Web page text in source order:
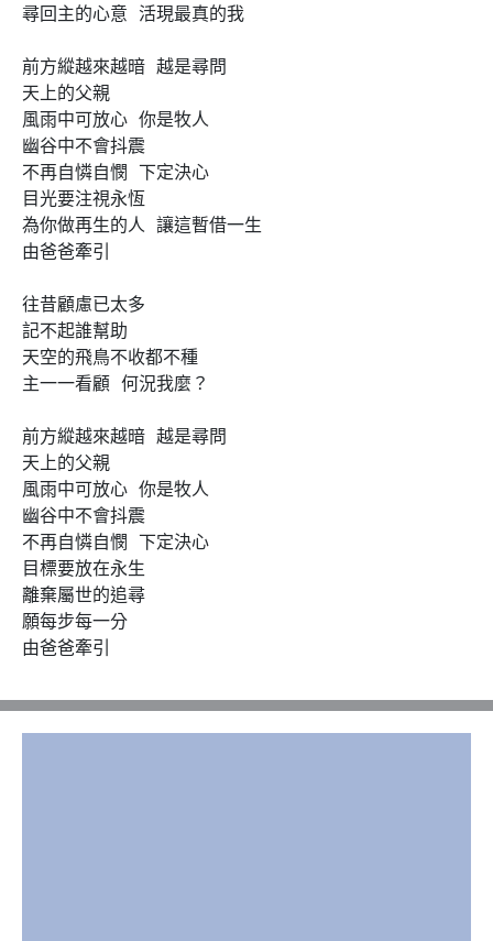
尋回主的心意  活現最真的我
前方縱越來越暗  越是尋問
天上的父親
風雨中可放心  你是牧人
幽谷中不會抖震
不再自憐自憫  下定決心
目光要注視永恆
為你做再生的人  讓這暫借一生
由爸爸牽引
往昔顧慮已太多
記不起誰幫助
天空的飛鳥不收都不種
主一一看顧  何況我麼？
前方縱越來越暗  越是尋問
天上的父親
風雨中可放心  你是牧人
幽谷中不會抖震
不再自憐自憫  下定決心
目標要放在永生
離棄屬世的追尋
願每步每一分
由爸爸牽引